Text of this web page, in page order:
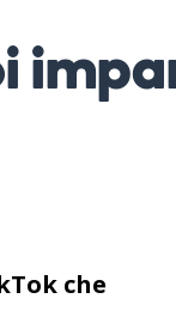
che